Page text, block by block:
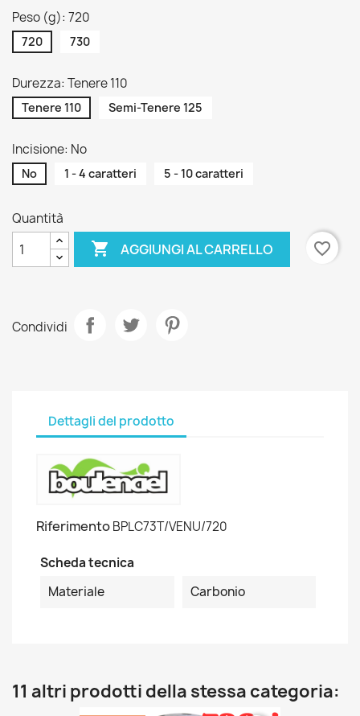
Peso (g): 720
720 730
Durezza: Tenere 110
Tenere 110 Semi-Tenere 125
Incisione: No
No 1 - 4 caratteri 5 - 10 caratteri
Quantità
 AGGIUNGI AL CARRELLO favorite_border
Condividi
Dettagli del prodotto
RiferimentoBPLC73T/VENU/720
Scheda tecnica
Materiale
Carbonio
11 altri prodotti della stessa categoria: